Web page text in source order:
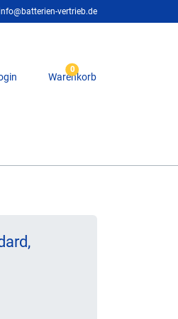
info@batterien-vertrieb.de
0
Warenkorb